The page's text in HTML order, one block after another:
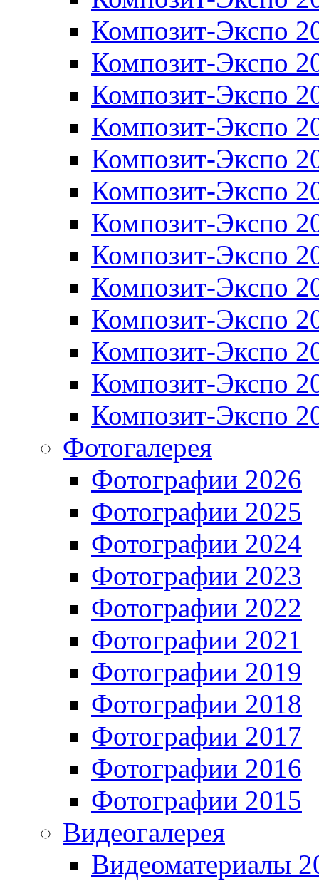
Композит-Экспо
Композит-Экспо
Композит-Экспо
Композит-Экспо
Композит-Экспо
Композит-Экспо
Композит-Экспо
Композит-Экспо
Композит-Экспо
Композит-Экспо
Композит-Экспо
Композит-Экспо
Композит-Экспо
Фотогалерея
Фотографии 2026
Фотографии 2025
Фотографии 2024
Фотографии 2023
Фотографии 2022
Фотографии 2021
Фотографии 2019
Фотографии 2018
Фотографии 2017
Фотографии 2016
Фотографии 2015
Видеогалерея
Видеоматериалы